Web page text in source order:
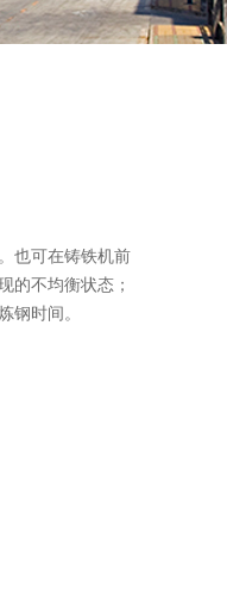
也可在铸铁机前
的不均衡状态；
钢时间。